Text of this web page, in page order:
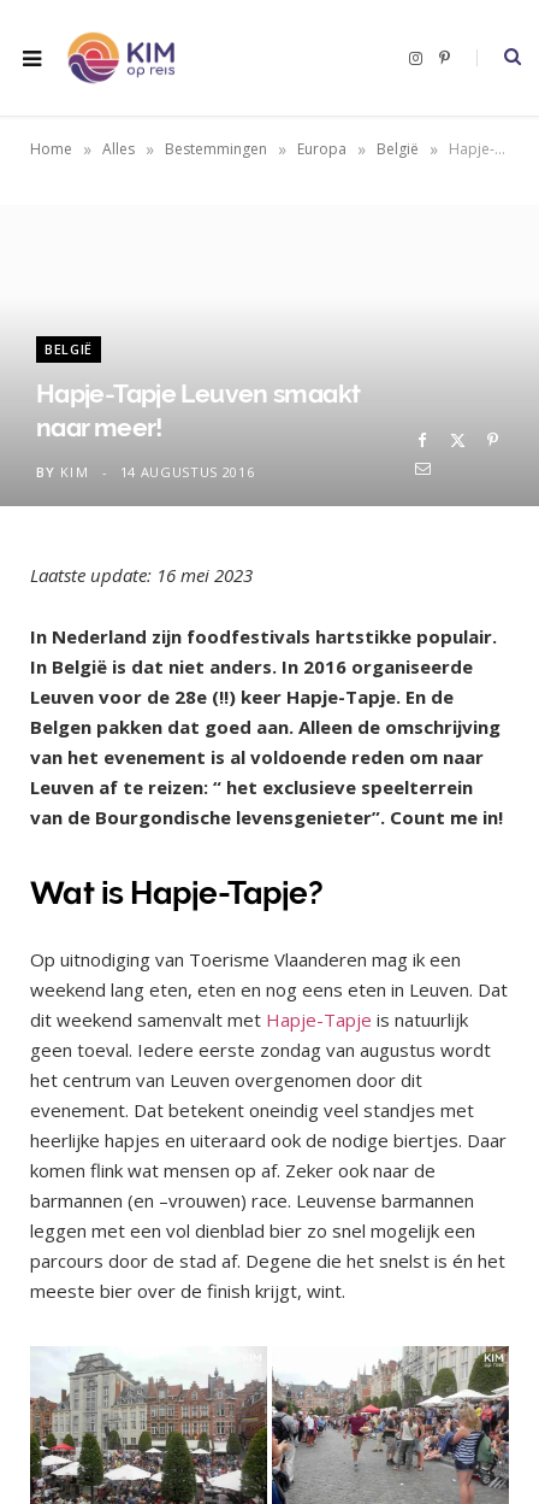
I
P
e
Home » Alles » Bestemmingen » Europa » België » Hapje-Tapje Leuven smaakt naar meer!
BELGIË
Hapje-Tapje Leuven smaakt
naar meer!
BY KIM 14 AUGUSTUS 2016
Laatste update: 16 mei 2023
In Nederland zijn foodfestivals hartstikke populair.
In België is dat niet anders. In 2016 organiseerde
Leuven voor de 28e (!!) keer Hapje-Tapje. En de
Belgen pakken dat goed aan. Alleen de omschrijving
van het evenement is al voldoende reden om naar
Leuven af te reizen: “ het exclusieve speelterrein
van de Bourgondische levensgenieter”. Count me in!
Wat is Hapje-Tapje?
Op uitnodiging van Toerisme Vlaanderen mag ik een
weekend lang eten, eten en nog eens eten in Leuven. Dat
dit weekend samenvalt met Hapje-Tapje is natuurlijk
geen toeval. Iedere eerste zondag van augustus wordt
het centrum van Leuven overgenomen door dit
evenement. Dat betekent oneindig veel standjes met
heerlijke hapjes en uiteraard ook de nodige biertjes. Daar
komen flink wat mensen op af. Zeker ook naar de
barmannen (en –vrouwen) race. Leuvense barmannen
leggen met een vol dienblad bier zo snel mogelijk een
parcours door de stad af. Degene die het snelst is én het
meeste bier over de finish krijgt, wint.